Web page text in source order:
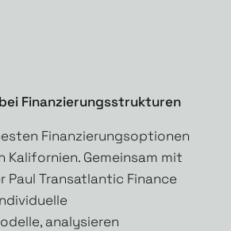
Finanzierungsstrukturen
Finanzierungsoptionen
Kalifornien. Gemeinsam mit
Paul Transatlantic Finance
analysieren